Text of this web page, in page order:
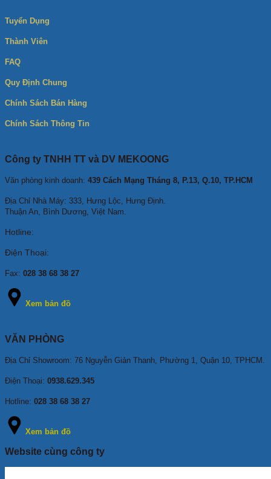
Tuyển Dụng
Thành Viên
FAQ
Quy Định Chung
Chính Sách Bán Hàng
Chính Sách Thông Tin
Công ty TNHH TT và DV MEKOONG
Văn phòng kinh doanh: 439 Cách Mạng Tháng 8, P.13, Q.10, TP.HCM
Địa Chỉ Nhà Máy: 333, Hưng Lộc, Hưng Định.
Thuận An, Bình Dương, Việt Nam.
Hotline:
Điện Thoại:
Fax: 028 38 68 38 27
Xem bản đồ
VĂN PHÒNG
Địa Chỉ Showroom: 76 Nguyễn Giản Thanh, Phường 1, Quận 10, TPHCM .
Điện Thoại: 0938.629.345
Hotline: 028 38 68 38 27
Xem bản đồ
Website cùng công ty